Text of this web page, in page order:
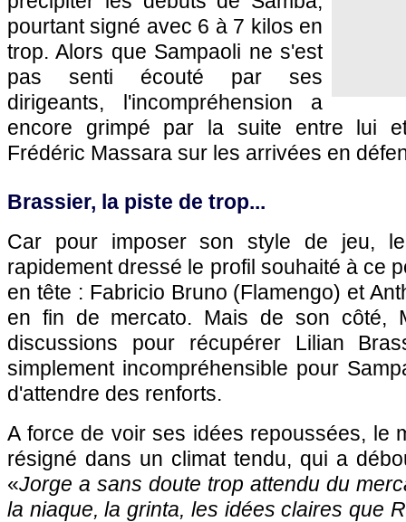
pourtant signé avec 6 à 7 kilos en
trop. Alors que Sampaoli ne s'est
pas senti écouté par ses
dirigeants, l'incompréhension a
encore grimpé par la suite entre lui
Frédéric Massara sur les arrivées en
Brassier, la piste de trop...
Car pour imposer son style de jeu,
rapidement dressé le profil souhaité à ce
en tête : Fabricio Bruno (Flamengo) et
en fin de mercato. Mais de son côté,
discussions pour récupérer Lilian
simplement incompréhensible pour
d'attendre des renforts.
A force de voir ses idées repoussées, le
résigné dans un climat tendu, qui a
«Jorge a sans doute trop attendu du
la niaque, la grinta, les idées claires que